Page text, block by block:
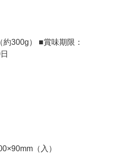
300g） ■賞味期限：
（入）